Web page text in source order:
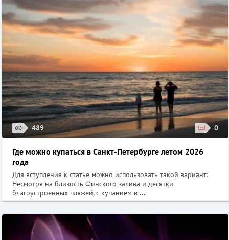
489 0
Где можно купаться в Санкт-Петербурге летом 2026
года
Для вступления к статье можно использовать такой вариант:
Несмотря на близость Финского залива и десятки
благоустроенных пляжей, с купанием в ...